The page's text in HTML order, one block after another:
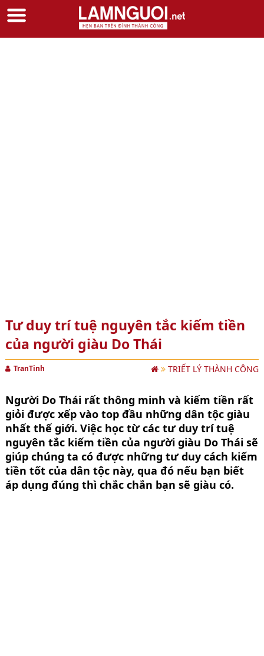
Tư duy trí tuệ nguyên tắc kiếm tiền
của người giàu Do Thái
TranTinh TRIẾT LÝ THÀNH CÔNG
Người Do Thái rất thông minh và kiếm tiền rất
giỏi được xếp vào top đầu những dân tộc giàu
nhất thế giới. Việc học từ các tư duy trí tuệ
nguyên tắc kiếm tiền của người giàu Do Thái sẽ
giúp chúng ta có được những tư duy cách kiếm
tiền tốt của dân tộc này, qua đó nếu bạn biết
áp dụng đúng thì chắc chắn bạn sẽ giàu có.